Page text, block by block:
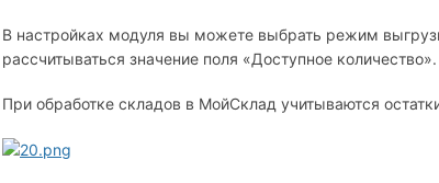
В настройках модуля вы можете выбрать режим
рассчитываться значение поля «Доступное количество».
При обработке складов в МойСклад учитываются